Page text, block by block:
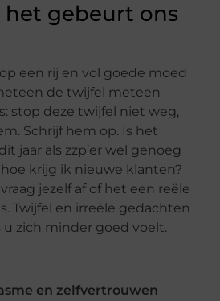
het gebeurt ons
een rij en vol goede moed
de twijfel meteen
stop deze twijfel niet weg,
Schrijf hem op. Is het
jaar als zzp’er wel genoeg
hoe krijg ik nieuwe klanten?
jezelf af of het een reële
Twijfel en irreële gedachten
u zich minder goed voelt.
en zelfvertrouwen